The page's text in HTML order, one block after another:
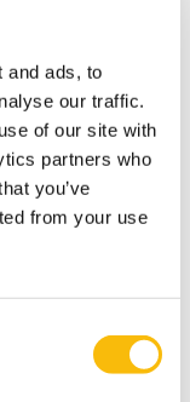
and ads, to
our traffic.
of our site with
partners who
you’ve
from your use
Foundations in
electives jou in
sectoren